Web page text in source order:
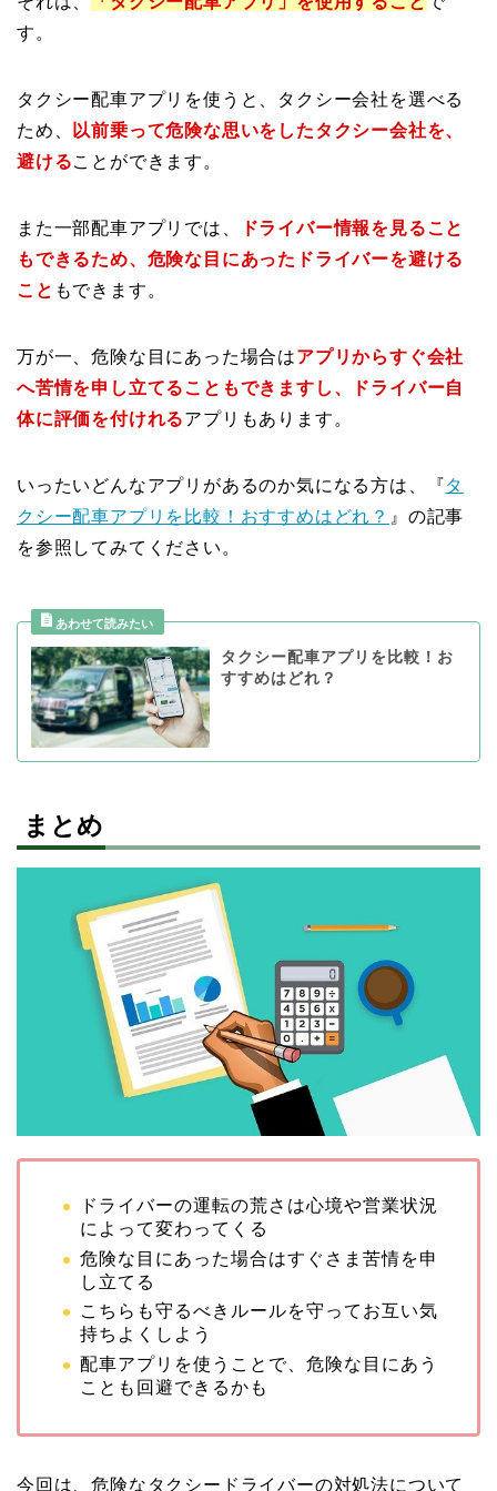
す。
タクシー配車アプリを使うと、タクシー会社を選べる
ため、
以前乗って危険な思いをしたタクシー会社を、
避けることができます。
また一部配車アプリでは、
ドライバー情報を見ること
もできるため、危険な目にあったドライバーを避ける
こと もできます。
万が一、危険な目にあった場合はアプリからすぐ会社
へ苦情を申し立てることもできますし、ドライバー自
体に評価を付けれるアプリもあります。
いったいどんなアプリがあるのか気になる方は、『タ
クシー配車アプリを比較！おすすめはどれ？ 』の記事
を参照してみてください。
タクシー配車アプリを比較！お
すすめはどれ？
まとめ
ドライバーの運転の荒さは心境や営業状況
によって変わってくる
危険な目にあった場合はすぐさま苦情を申
し立てる
こちらも守るべきルールを守ってお互い気
持ちよくしよう
配車アプリを使うことで、危険な目にあう
ことも回避できるかも
今回は、危険なタクシードライバーの対処法について